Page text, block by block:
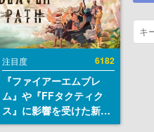
注目度 6182
『ファイアーエムブレ
ム』や『FFタクティク
ス』に影響を受けた新作
戦略RPG『Beaten